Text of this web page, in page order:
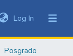
Log In (current)
Posgrado